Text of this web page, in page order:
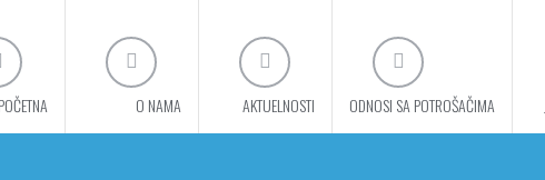
POČETNA O NAMA AKTUELNOSTI ODNOSI SA POTROŠAČIMA